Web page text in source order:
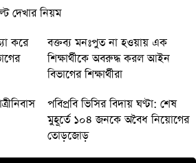
দেখার নিয়ম
করে
বক্তব্য মনঃপুত না হওয়ায় এক
শিক্ষার্থীকে অবরুদ্ধ করল আইন
বিভাগের শিক্ষার্থীরা
পবিপ্রবি ভিসির বিদায় ঘণ্টা: শেষ
মুহূর্তে ১০৪ জনকে অবৈধ নিয়োগের
তোড়জোড়